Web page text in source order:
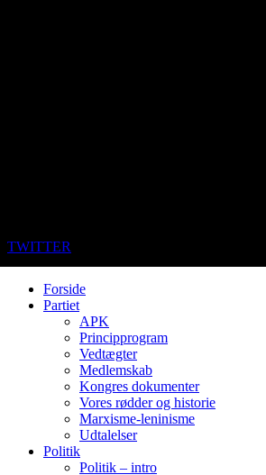
TWITTER
Forside
Partiet
APK
Principprogram
Vedtægter
Medlemskab
Kongres dokumenter
Vores rødder og historie
Marxisme-leninisme
Udtalelser
Politik
Politik – intro